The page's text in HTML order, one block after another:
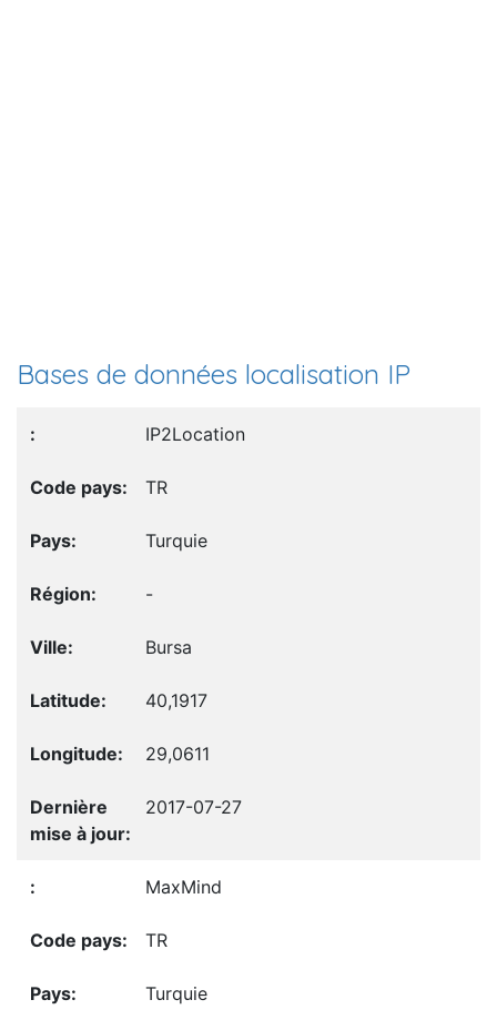
Bases de données localisation IP
IP2Location
TR
Turquie
-
Bursa
40,1917
29,0611
2017-07-27
MaxMind
TR
Turquie